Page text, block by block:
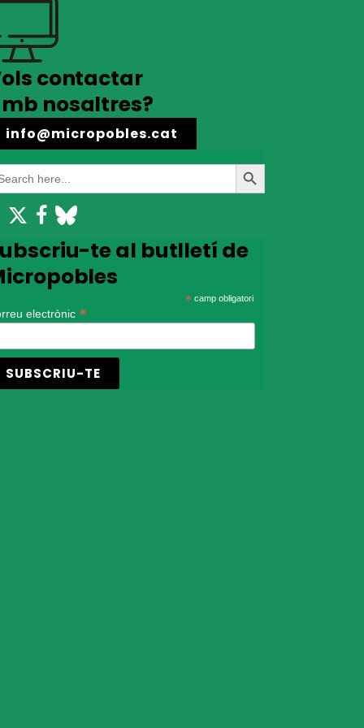
contactar
nosaltres?
info@micropobles.cat
Search
Button
te al butlletí de
* camp obligatori
electrònic *